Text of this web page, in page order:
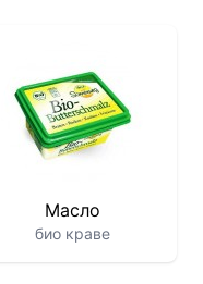
Масло
био краве